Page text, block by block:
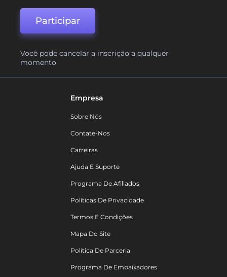
Participar
Você pode cancelar a inscrição a qualquer
momento
Empresa
Sobre Nós
Contate-Nos
Carreiras
Ajuda E Suporte
Programa De Afiliados
Políticas De Privacidade
Termos E Condições
Mapa Do Site
Política De Parceria
Programa De Embaixadores